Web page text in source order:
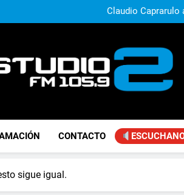
extranjeros y
Claudio Caprarulo
Carlos Linares afirmó
extranjeros y
Claudio
Carlos Linares afirmó
ley de tierras y advirtió
Paco Olveira
2
CONTACTO
sigue igual.